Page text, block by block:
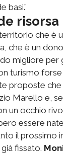
basi.”
risorsa
che è
che è un
migliore per
turismo
proposte
Marello e,
un occhio
essere
il prossimo
fissato.